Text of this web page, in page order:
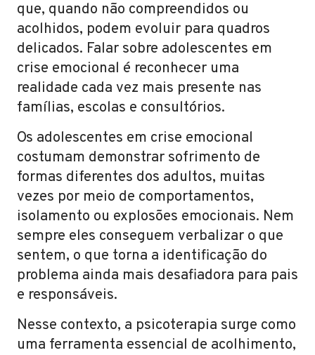
que, quando não compreendidos ou
acolhidos, podem evoluir para quadros
delicados. Falar sobre adolescentes em
crise emocional é reconhecer uma
realidade cada vez mais presente nas
famílias, escolas e consultórios.
Os adolescentes em crise emocional
costumam demonstrar sofrimento de
formas diferentes dos adultos, muitas
vezes por meio de comportamentos,
isolamento ou explosões emocionais. Nem
sempre eles conseguem verbalizar o que
sentem, o que torna a identificação do
problema ainda mais desafiadora para pais
e responsáveis.
Nesse contexto, a psicoterapia surge como
uma ferramenta essencial de acolhimento,